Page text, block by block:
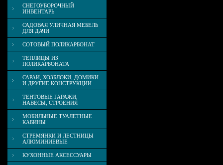
СНЕГОУБОРОЧНЫЙ
ИНВЕНТАРЬ
САДОВАЯ УЛИЧНАЯ МЕБЕЛЬ
ДЛЯ ДАЧИ
СОТОВЫЙ ПОЛИКАРБОНАТ
ТЕПЛИЦЫ ИЗ
ПОЛИКАРБОНАТА
САРАИ, ХОЗБЛОКИ, ДОМИКИ
И ДРУГИЕ КОНСТРУКЦИИ
ТЕНТОВЫЕ ГАРАЖИ,
НАВЕСЫ, СТРОЕНИЯ
МОБИЛЬНЫЕ ТУАЛЕТНЫЕ
КАБИНЫ
СТРЕМЯНКИ И ЛЕСТНИЦЫ
АЛЮМИНИЕВЫЕ
КУХОННЫЕ АКСЕССУАРЫ